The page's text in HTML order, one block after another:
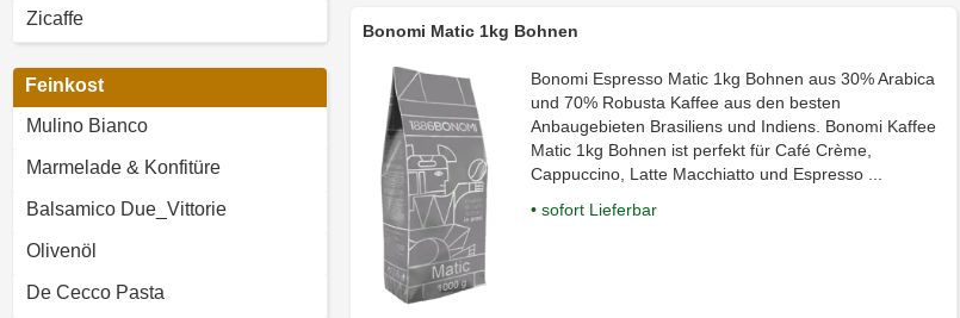
Zicaffe
Feinkost
Mulino Bianco
Marmelade & Konfitüre
Balsamico Due_Vittorie
Olivenöl
De Cecco Pasta
Bonomi Matic 1kg Bohnen
Bonomi Espresso Matic 1kg Bohnen aus 30% Arabica
und 70% Robusta Kaffee aus den besten
Anbaugebieten Brasiliens und Indiens. Bonomi Kaffee
Matic 1kg Bohnen ist perfekt für Café Crème,
Cappuccino, Latte Macchiatto und Espresso ...
• sofort Lieferbar